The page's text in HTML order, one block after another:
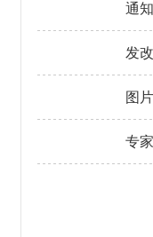
通
发
图
专